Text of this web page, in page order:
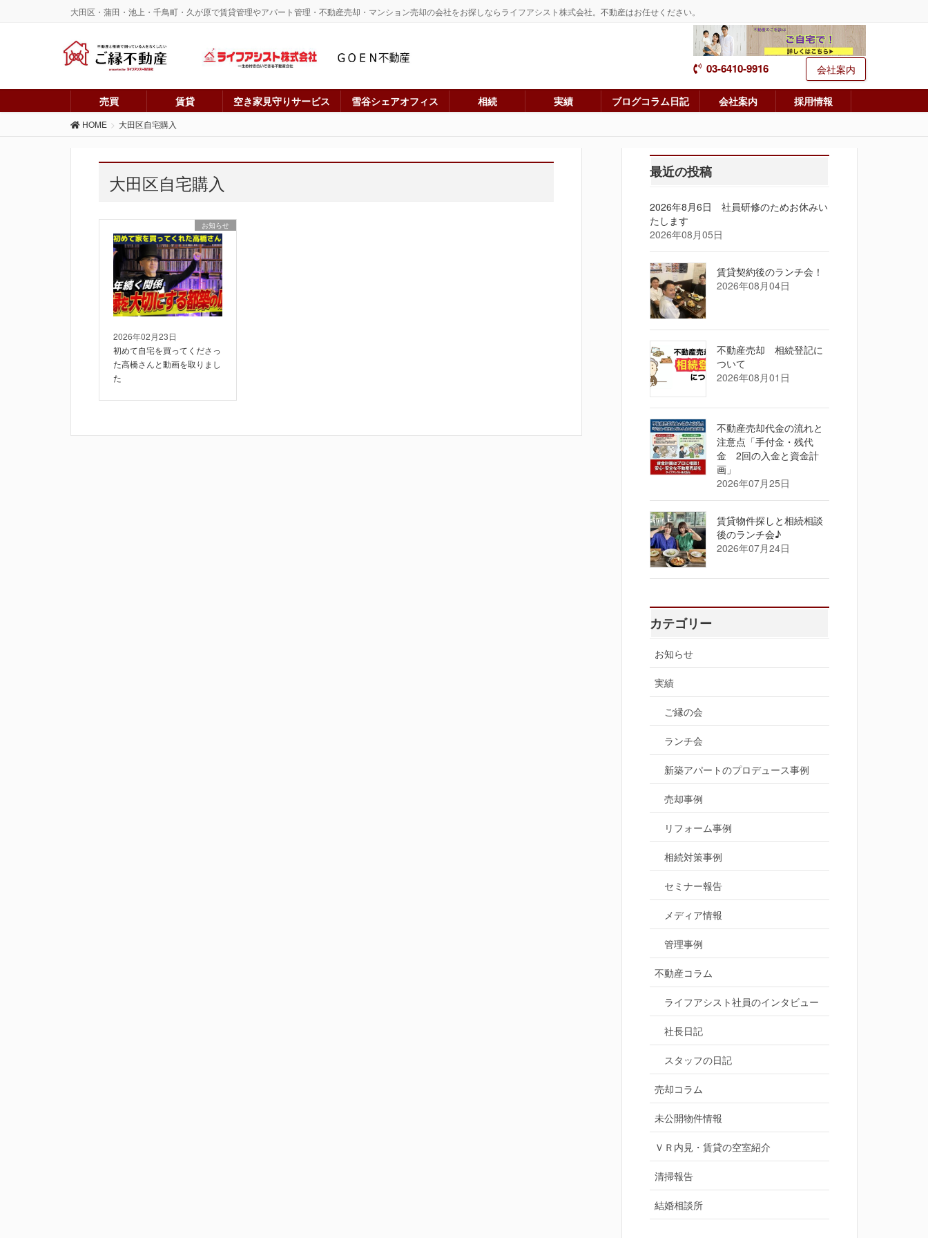
大田区・蒲田・池上・千鳥町・久が原で賃貸管理やアパート管理・不動産売却・マンション売却の会社をお探しならライフアシスト株式会社。不動産はお任せください。
03-6410-9916 会社案内
売買 賃貸 空き家見守りサービス 雪谷シェアオフィス 相続 実績 ブログコラム日記 会社案内 採用情報
HOME 大田区自宅購入
大田区自宅購入
2026年02月23日
お知らせ
初めて自宅を買ってくださっ
た高橋さんと動画を取りまし
た
最近の投稿
2026年8月6日 社員研修のためお休みい
たします
2026年08月05日
賃貸契約後のランチ会！
2026年08月04日
不動産売却 相続登記に
ついて
2026年08月01日
不動産売却代金の流れと
注意点「手付金・残代
金 2回の入金と資金計
画」
2026年07月25日
賃貸物件探しと相続相談
後のランチ会♪
2026年07月24日
カテゴリー
お知らせ
実績
ご縁の会
ランチ会
新築アパートのプロデュース事例
売却事例
リフォーム事例
相続対策事例
セミナー報告
メディア情報
管理事例
不動産コラム
ライフアシスト社員のインタビュー
社長日記
スタッフの日記
売却コラム
未公開物件情報
ＶＲ内見・賃貸の空室紹介
清掃報告
結婚相談所